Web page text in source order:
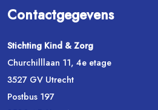
Contactgegevens
Stichting Kind & Zorg
Churchilllaan 11, 4e etage
3527 GV Utrecht
Postbus 197